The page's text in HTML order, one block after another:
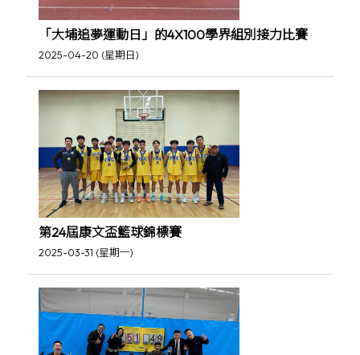
「大埔追夢運動日」的4X100學界組別接力比賽
2025-04-20 (星期日)
第24屆康文盃籃球錦標賽
2025-03-31 (星期一)